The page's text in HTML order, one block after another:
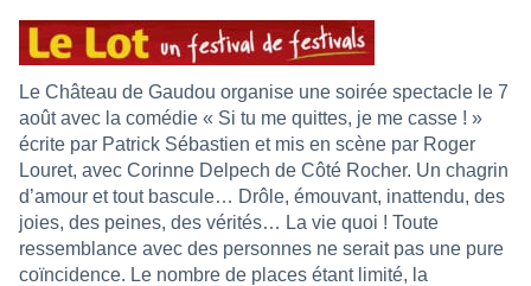
Le Château de Gaudou organise une soirée spectacle le 7
août avec la comédie « Si tu me quittes, je me casse ! »
écrite par Patrick Sébastien et mis en scène par Roger
Louret, avec Corinne Delpech de Côté Rocher. Un chagrin
d’amour et tout bascule… Drôle, émouvant, inattendu, des
joies, des peines, des vérités… La vie quoi ! Toute
ressemblance avec des personnes ne serait pas une pure
coïncidence. Le nombre de places étant limité, la